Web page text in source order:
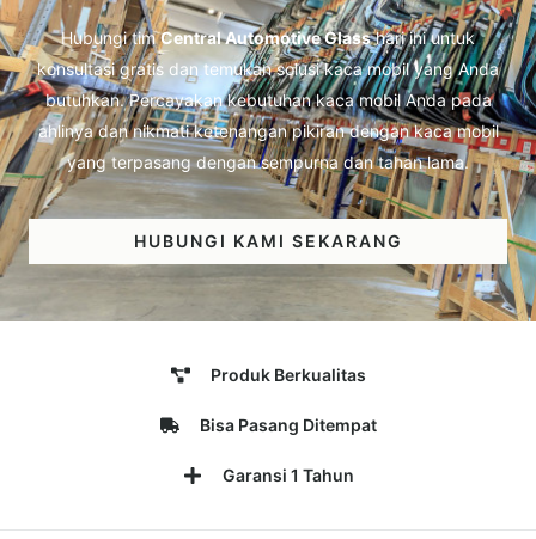
Hubungi timCentral Automotive Glasshari ini untuk
konsultasi gratis dan temukan solusi kaca mobil yang Anda
butuhkan. Percayakan kebutuhan kaca mobil Anda pada
ahlinya dan nikmati ketenangan pikiran dengan kaca mobil
yang terpasang dengan sempurna dan tahan lama.
HUBUNGI KAMI SEKARANG
Produk Berkualitas
Bisa Pasang Ditempat
Garansi 1 Tahun